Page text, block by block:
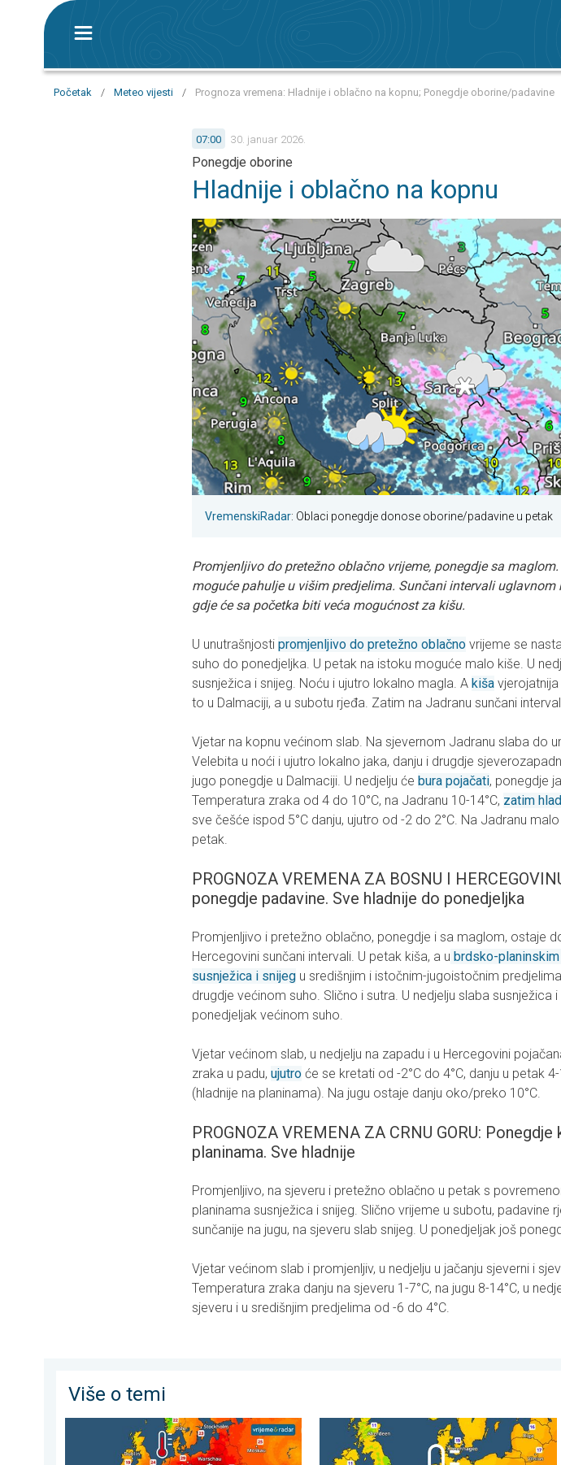
Početak / Meteo vijesti / Prognoza vremena: Hladnije i oblačno na kopnu; Ponegdje oborine/padavine
07:00 30. januar 2026.
Ponegdje oborine
Hladnije i oblačno na kopnu
VremenskiRadar: Oblaci ponegdje donose oborine/padavine u petak
Promjenljivo do pretežno oblačno vrijeme, ponegdje sa
moguće pahulje u višim predjelima. Sunčani intervali uglavnom
gdje će sa početka biti veća mogućnost za kišu.
U unutrašnjosti promjenljivo do pretežno oblačno vrijeme se
suho do ponedjeljka. U petak na istoku moguće malo kiše. U
susnježica i snijeg. Noću i ujutro lokalno magla. A kiša
to u Dalmaciji, a u subotu rjeđa. Zatim na Jadranu sunčani
Vjetar na kopnu većinom slab. Na sjevernom Jadranu slaba do
Velebita u noći i ujutro lokalno jaka, danju i drugdje
jugo ponegdje u Dalmaciji. U nedjelju će bura pojačati, ponegdje
Temperatura zraka od 4 do 10°C, na Jadranu 10-14°C, zatim
sve češće ispod 5°C danju, ujutro od -2 do 2°C. Na Jadranu
petak.
PROGNOZA VREMENA ZA BOSNU I
ponegdje padavine. Sve hladnije do ponedjeljka
Promjenljivo i pretežno oblačno, ponegdje i sa maglom, ostaje
Hercegovini sunčani intervali. U petak kiša, a u brdsko-
susnježica i snijeg u središnjim i istočnim-jugoistočnim
drugdje većinom suho. Slično i sutra. U nedjelju slaba susnježica i
ponedjeljak većinom suho.
Vjetar većinom slab, u nedjelju na zapadu i u Hercegovini
zraka u padu, ujutro će se kretati od -2°C do 4°C, danju u petak
(hladnije na planinama). Na jugu ostaje danju oko/preko 10°C.
PROGNOZA VREMENA ZA CRNU GORU: Ponegdje
planinama. Sve hladnije
Promjenljivo, na sjeveru i pretežno oblačno u petak s
planinama susnježica i snijeg. Slično vrijeme u subotu, padavine
sunčanije na jugu, na sjeveru slab snijeg. U ponedjeljak još
Vjetar većinom slab i promjenljiv, u nedjelju u jačanju sjeverni i
Temperatura zraka danju na sjeveru 1-7°C, na jugu 8-14°C, u
sjeveru i u središnjim predjelima od -6 do 4°C.
Više o temi
Europska mora neobično topla. Do 30 stupnjeva. . . subota, 1. august 2026.
Hladnije noći pred nama. Zapadna-